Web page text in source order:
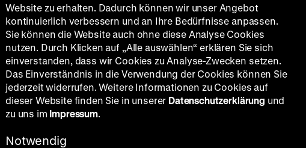
Website zu erhalten. Dadurch können wir unser Angebot
kontinuierlich verbessern und an Ihre Bedürfnisse anpassen.
Sie können die Website auch ohne diese Analyse Cookies
nutzen. Durch Klicken auf „Alle auswählen“ erklären Sie sich
einverstanden, dass wir Cookies zu Analyse-Zwecken setzen.
Das Einverständnis in die Verwendung der Cookies können Sie
jederzeit widerrufen. Weitere Informationen zu Cookies auf
dieser Website finden Sie in unserer Datenschutzerklärung und
zu uns im Impressum.
Notwendig